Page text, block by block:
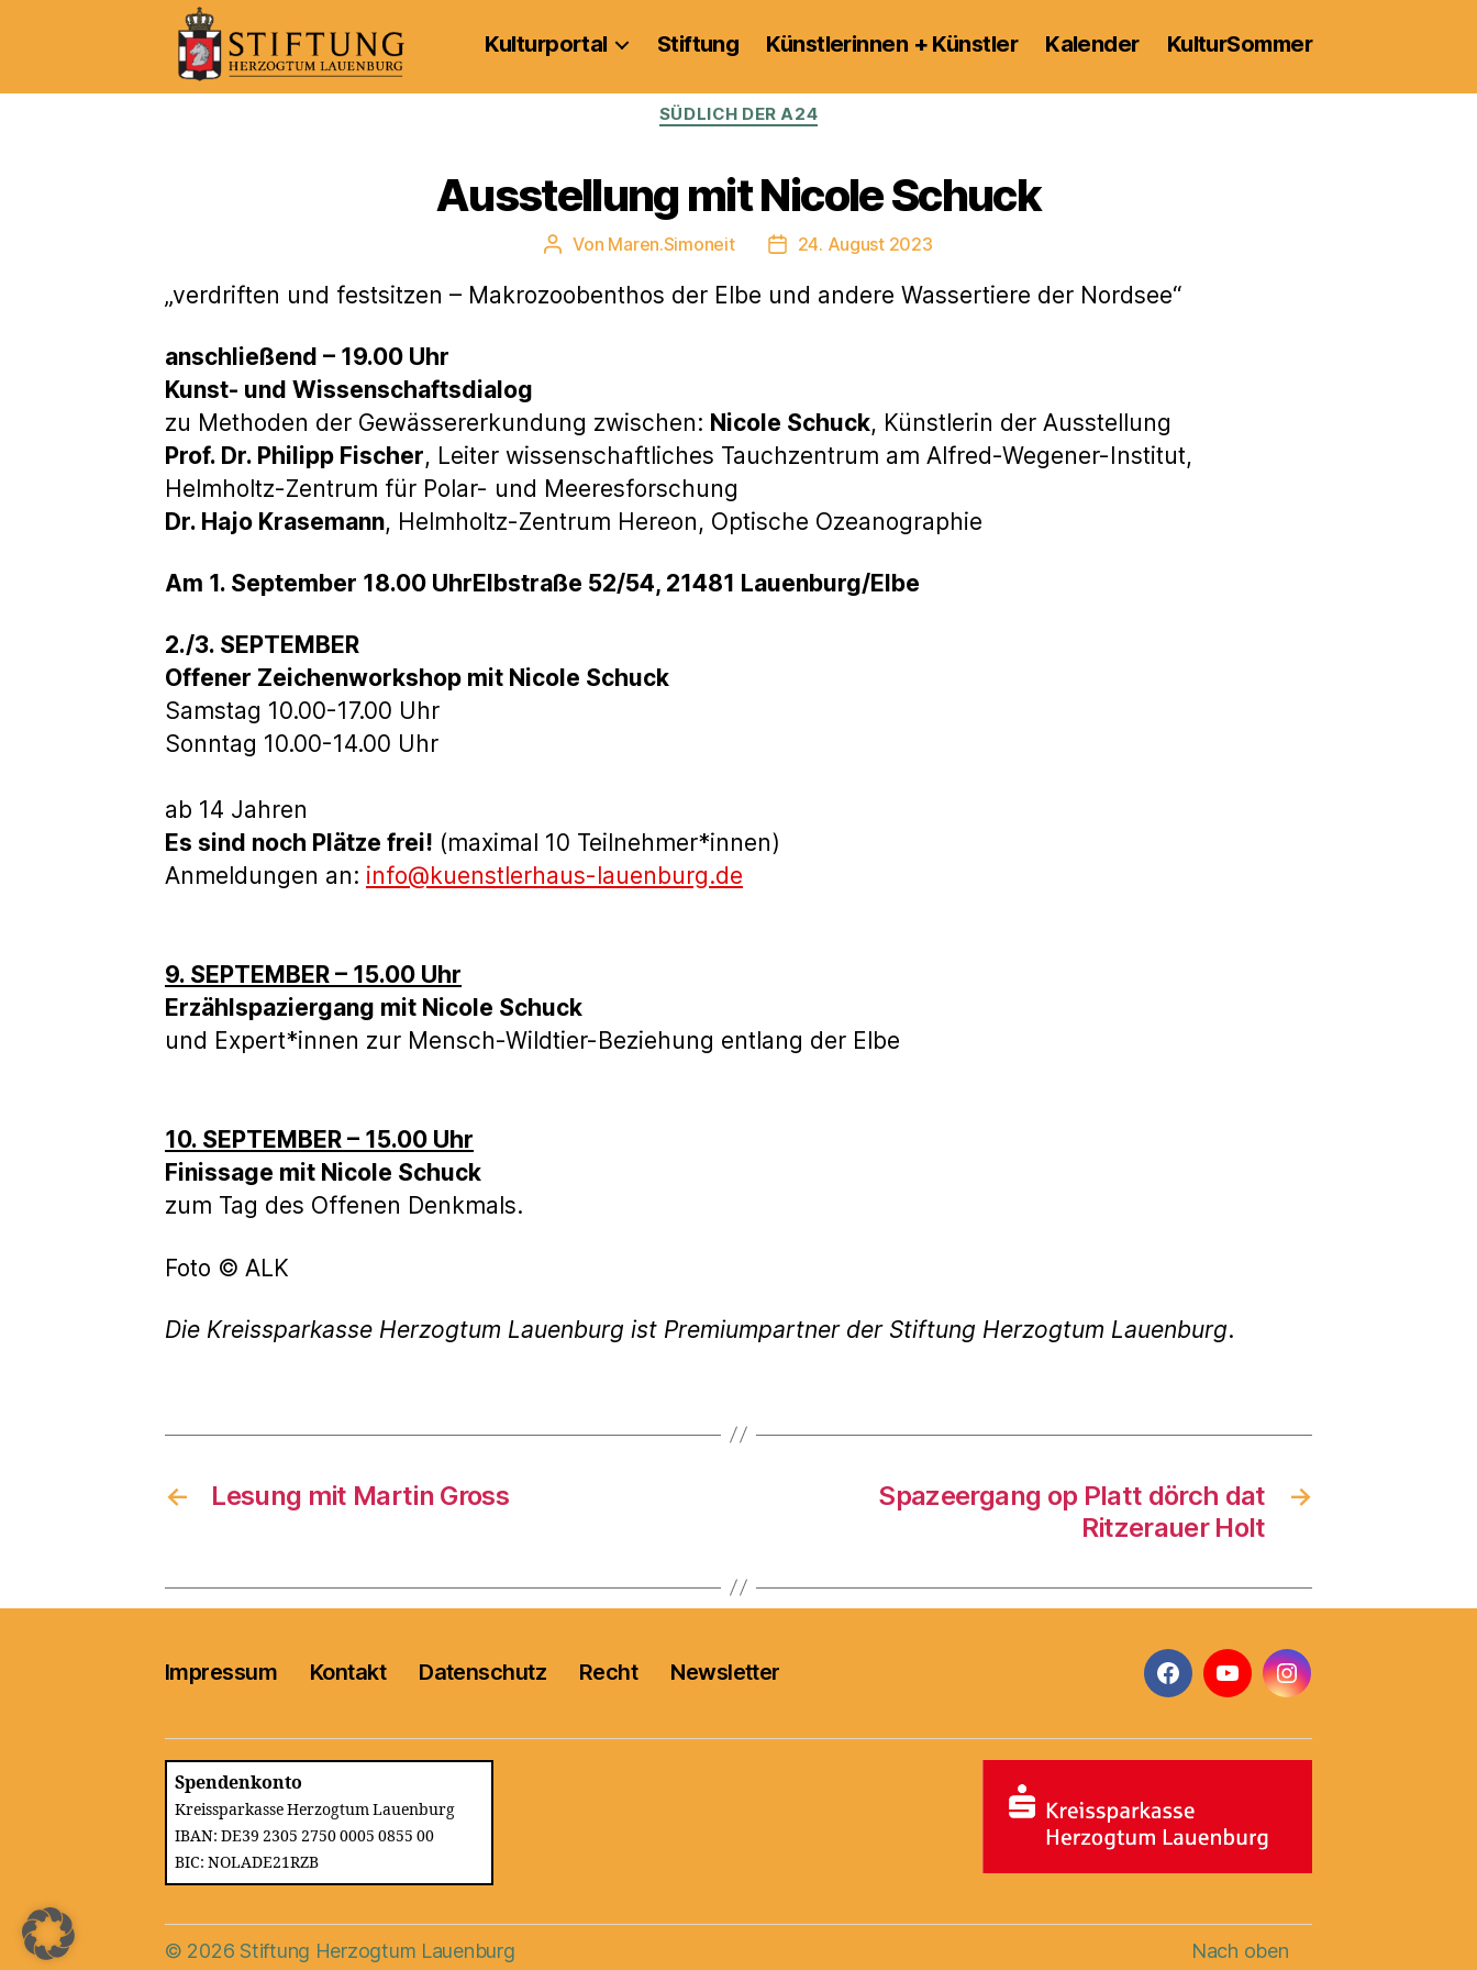
Kulturportal
Kulturportal Stiftung Künstlerinnen + Künstler Kalender KulturSommer
Kategorien
SÜDLICH DER A24
Ausstellung mit Nicole Schuck
Beitragsautor
Von Maren.Simoneit Veröffentlichungsdatum
24. August 2023
„verdriften und festsitzen – Makrozoobenthos der Elbe und andere Wassertiere der Nordsee“
anschließend – 19.00 Uhr
Kunst- und Wissenschaftsdialog
zu Methoden der Gewässererkundung zwischen: Nicole Schuck, Künstlerin der Ausstellung
Prof. Dr. Philipp Fischer, Leiter wissenschaftliches Tauchzentrum am Alfred-Wegener-Institut,
Helmholtz-Zentrum für Polar- und Meeresforschung
Dr. Hajo Krasemann, Helmholtz-Zentrum Hereon, Optische Ozeanographie
Am 1. September 18.00 UhrElbstraße 52/54, 21481 Lauenburg/Elbe
2./3. SEPTEMBER
Offener Zeichenworkshop mit Nicole Schuck
Samstag 10.00-17.00 Uhr
Sonntag 10.00-14.00 Uhr
ab 14 Jahren
Es sind noch Plätze frei! (maximal 10 Teilnehmer*innen)
Anmeldungen an: info@kuenstlerhaus-lauenburg.de
9. SEPTEMBER – 15.00 Uhr
Erzählspaziergang mit Nicole Schuck
und Expert*innen zur Mensch-Wildtier-Beziehung entlang der Elbe
10. SEPTEMBER – 15.00 Uhr
Finissage mit Nicole Schuck
zum Tag des Offenen Denkmals.
Foto © ALK
Die Kreissparkasse Herzogtum Lauenburg ist Premiumpartner der Stiftung Herzogtum Lauenburg.
← Lesung mit Martin Gross →
Spazeergang op Platt dörch dat
Ritzerauer Holt
Impressum Kontakt Datenschutz Recht Newsletter
FacebookYouTubeInstagram
Spendenkonto
Kreissparkasse Herzogtum Lauenburg
IBAN: DE39 2305 2750 0005 0855 00
BIC: NOLADE21RZB
© 2026Stiftung Herzogtum Lauenburg Nach oben